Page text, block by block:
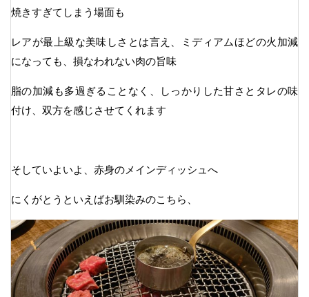
焼きすぎてしまう場面も
レアが最上級な美味しさとは言え、ミディアムほどの火加減
になっても、損なわれない肉の旨味
脂の加減も多過ぎることなく、しっかりした甘さとタレの味
付け、双方を感じさせてくれます
そしていよいよ、赤身のメインディッシュへ
にくがとうといえばお馴染みのこちら、